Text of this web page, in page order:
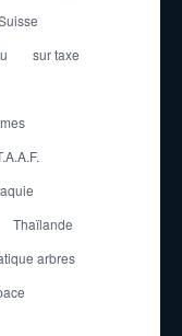
sur taxe
Thaïlande
arbres